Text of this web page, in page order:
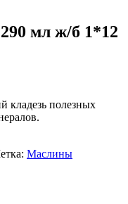
мл ж/б 1*12
кладезь полезных
Маслины